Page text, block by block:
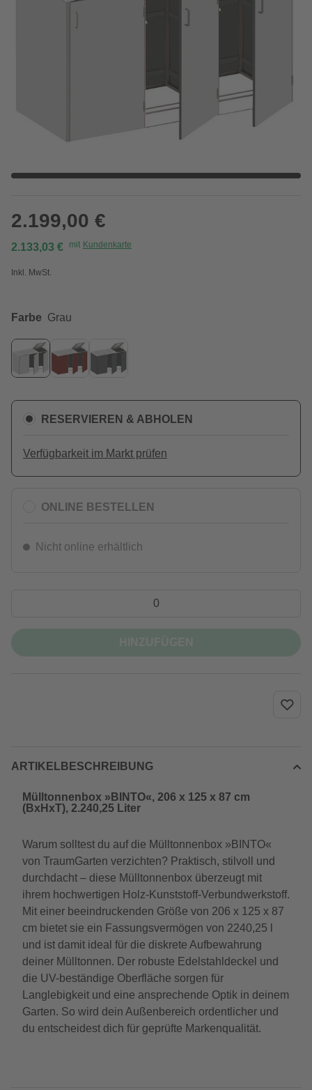
2.199,00 €
2.133,03 € mit Kundenkarte
Inkl. MwSt.
Farbe Grau
RESERVIEREN & ABHOLEN
Verfügbarkeit im Markt prüfen
ONLINE BESTELLEN
Nicht online erhältlich
ARTIKELBESCHREIBUNG
Mülltonnenbox »BINTO«, 206 x 125 x 87 cm
(BxHxT), 2.240,25 Liter
Warum solltest du auf die Mülltonnenbox »BINTO«
von TraumGarten verzichten? Praktisch, stilvoll und
durchdacht – diese Mülltonnenbox überzeugt mit
ihrem hochwertigen Holz-Kunststoff-Verbundwerkstoff.
Mit einer beeindruckenden Größe von 206 x 125 x 87
cm bietet sie ein Fassungsvermögen von 2240,25 l
und ist damit ideal für die diskrete Aufbewahrung
deiner Mülltonnen. Der robuste Edelstahldeckel und
die UV-beständige Oberfläche sorgen für
Langlebigkeit und eine ansprechende Optik in deinem
Garten. So wird dein Außenbereich ordentlicher und
du entscheidest dich für geprüfte Markenqualität.